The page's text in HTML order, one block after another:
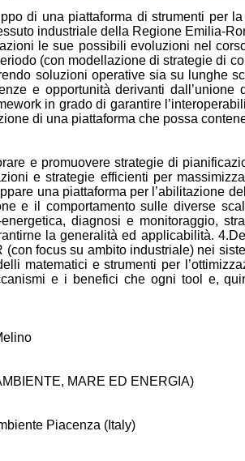
di una piattaforma di strumenti per
industriale della Regione Emilia-
le sue possibili evoluzioni nel
(con modellazione di strategie di
soluzioni operative sia su lunghe
e opportunità derivanti
in grado di garantire
di una piattaforma che possa
e promuovere strategie di
e strategie efficienti per
una piattaforma per l’abilitazione
e il comportamento sulle diverse
diagnosi e monitoraggio,
la generalità ed applicabilità.
focus su ambito industriale) nei
matematici e strumenti per
e i benefici che ogni tool e,
MARE ED ENERGIA)
Piacenza (Italy)